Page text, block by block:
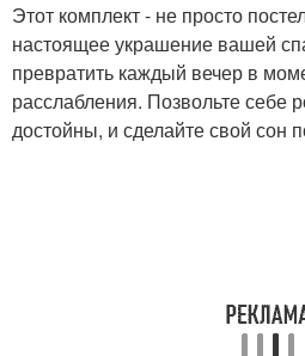
Этот комплект - не просто
настоящее украшение вашей
превратить каждый вечер в
расслабления. Позвольте себе
достойны, и сделайте свой сон